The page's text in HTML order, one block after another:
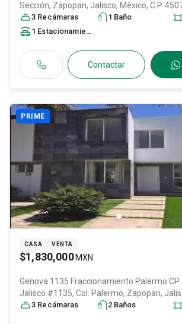
Sección, Zapopan, Jalisco, México, C.P.
3 Recámaras 1 Baño
1 Estacionamiento
Contactar
PRIME
CASA VENTA
$1,830,000 MXN
Genova 1135 Fraccionamiento Palermo
Jalisco #1135, Col. Palermo, Zapopan,
45200, ID:31303577
3 Recámaras 2 Baños